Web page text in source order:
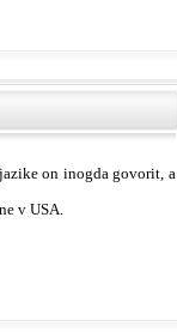
on inogda govorit, a
v USA.